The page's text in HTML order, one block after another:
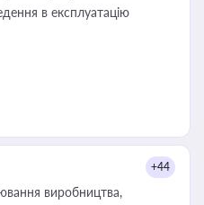
в експлуатацію
+44
виробництва,